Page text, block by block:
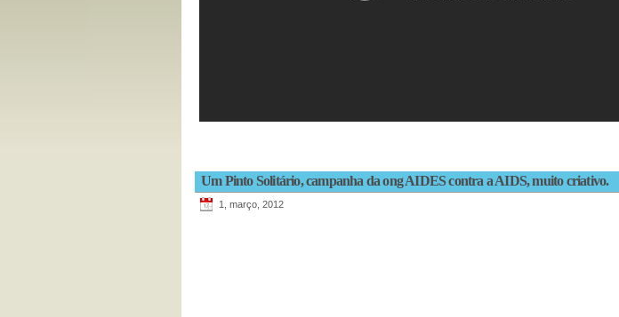
Um Pinto Solitário, campanha da ong AIDES contra a AIDS, muito criativo.
1, março, 2012